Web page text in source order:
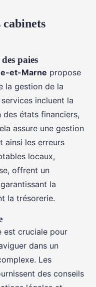
cabinets
paies
et-Marne propose
la gestion de la
incluent la
états financiers,
assure une gestion
ainsi les erreurs
locaux,
offrent un
la
la trésorerie.
est cruciale pour
dans un
Les
des conseils